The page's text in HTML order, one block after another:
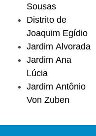
Sousas
Distrito de
Joaquim Egídio
Jardim Alvorada
Jardim Ana
Lúcia
Jardim Antônio
Von Zuben